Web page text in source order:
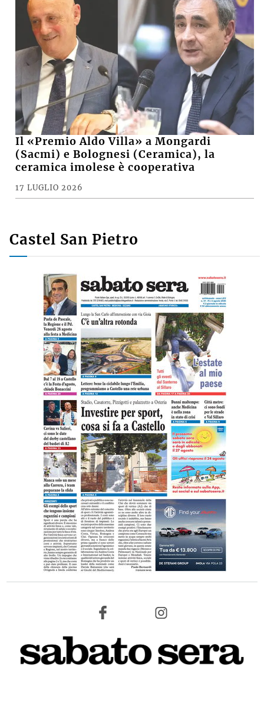
Il «Premio Aldo Villa» a Mongardi
(Sacmi) e Bolognesi (Ceramica), la
ceramica imolese è cooperativa
17 LUGLIO 2026
Castel San Pietro